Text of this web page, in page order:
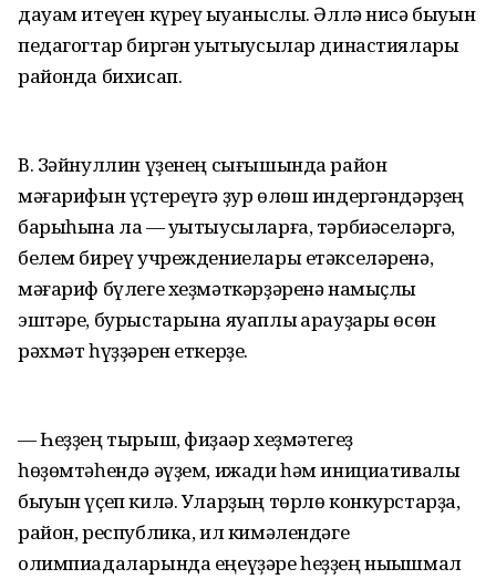
дауам итеүен күреү ҡыуаныслы. Әллә нисә быуын
педагогтар биргән уҡытыусылар династиялары
районда бихисап.
В. Зәйнуллин үҙенең сығышында район
мәғарифын үҫтереүгә ҙур өлөш индергәндәрҙең
барыһына ла — уҡытыусыларға, тәрбиәселәргә,
белем биреү учреждениелары етәкселәренә,
мәғариф бүлеге хеҙмәткәрҙәренә намыҫлы
эштәре, бурыстарына яуаплы ҡарауҙары өсөн
рәхмәт һүҙҙәрен еткерҙе.
— Һеҙҙең тырыш, фиҙаҡәр хеҙмәтегеҙ
һөҙөмтәһендә әүҙем, ижади һәм инициативалы
быуын үҫеп килә. Уларҙың төрлө конкурстарҙа,
район, республика, ил кимәлендәге
олимпиадаларында еңеүҙәре һеҙҙең ныҡышмал